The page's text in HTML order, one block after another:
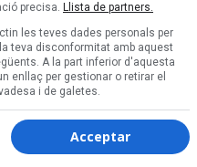
de
que jo
tenia".
precisa. Llista de partners.
les teves dades personals per
teva disconformitat amb aquest
A la part inferior d'aquesta
enllaç per gestionar o retirar el
i de galetes.
Acceptar